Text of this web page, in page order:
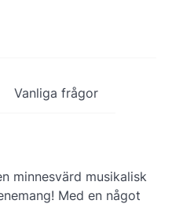
Vanliga frågor
minnesvärd musikalisk
Med en något